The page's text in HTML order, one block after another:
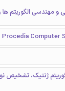
مهندسی الگوریتم
ژنتیک، تشخیص نوری